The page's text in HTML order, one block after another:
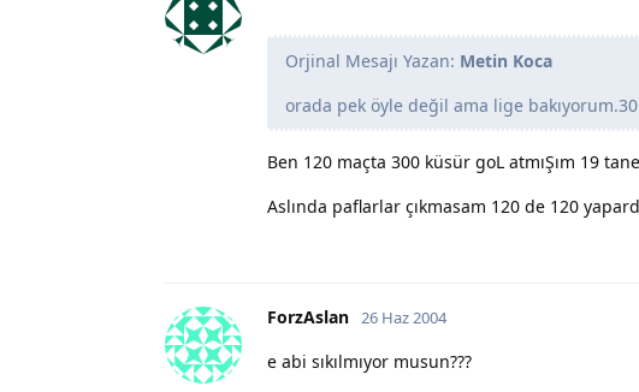
Orjinal Mesajı Yazan: Metin Koca
orada pek öyle değil ama lige
Ben 120 maçta 300 küsür goL atmıŞım 19
Aslında paflarlar çıkmasam 120 de 120
ForzAslan 26 Haz 2004
e abi sıkılmıyor musun???